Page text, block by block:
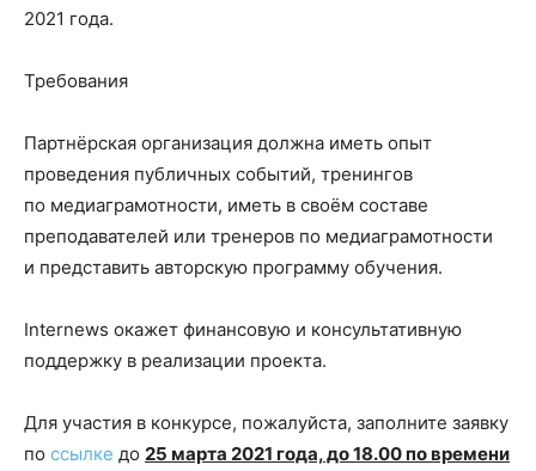
2021 года.
Требования
Партнёрская организация должна иметь опыт
проведения публичных событий, тренингов
по медиаграмотности, иметь в своём составе
преподавателей или тренеров по медиаграмотности
и представить авторскую программу обучения.
Internews окажет финансовую и консультативную
поддержку в реализации проекта.
Для участия в конкурсе, пожалуйста, заполните заявку
по ссылке до 25 марта 2021 года, до 18.00 по времени